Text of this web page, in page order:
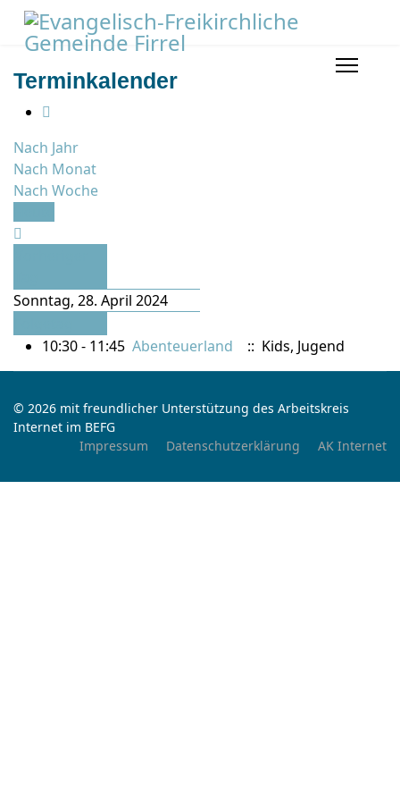
Terminkalender
Nach Jahr
Nach Monat
Nach Woche
Sonntag, 28. April 2024
10:30 - 11:45 Abenteuerland :: Kids, Jugend
© 2026 mit freundlicher Unterstützung des Arbeitskreis
Internet im BEFG
Impressum
Datenschutzerklärung AK Internet